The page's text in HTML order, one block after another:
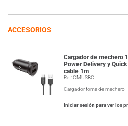
ACCESORIOS
Cargador de mechero
Power Delivery y
cable 1m
Ref: CMUSBC
Cargador toma de mechero
Iniciar sesión para ver los